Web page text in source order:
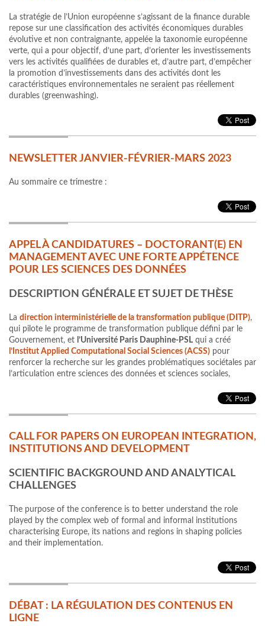
La stratégie de l’Union européenne s’agissant de la finance durable
repose sur une classification des activités économiques durables
évolutive et non contraignante, appelée la taxonomie européenne
verte, qui a pour objectif, d’une part, d’orienter les investissements
vers les activités qualifiées de durables et, d’autre part, d’empêcher
la promotion d’investissements dans des activités dont les
caractéristiques environnementales ne seraient pas réellement
durables (greenwashing).
NEWSLETTER JANVIER-FÉVRIER-MARS 2023
Au sommaire ce trimestre :
APPEL À CANDIDATURES – DOCTORANT(E) EN
MANAGEMENT AVEC UNE FORTE APPÉTENCE
POUR LES SCIENCES DES DONNÉES
DESCRIPTION GÉNÉRALE ET SUJET DE THÈSE
La direction interministérielle de la transformation publique (DITP),
qui pilote le programme de transformation publique défini par le
Gouvernement, et l’Université Paris Dauphine-PSL qui a créé
l’Institut Applied Computational Social Sciences (ACSS) pour
renforcer la recherche sur les grandes problématiques sociétales par
l’articulation entre sciences des données et sciences sociales,
CALL FOR PAPERS ON EUROPEAN INTEGRATION,
INSTITUTIONS AND DEVELOPMENT
SCIENTIFIC BACKGROUND AND ANALYTICAL
CHALLENGES
The purpose of the conference is to better understand the role
played by the complex web of formal and informal institutions
characterising Europe, its nations and regions in shaping policies
and their implementation.
DÉBAT : LA RÉGULATION DES CONTENUS EN
LIGNE